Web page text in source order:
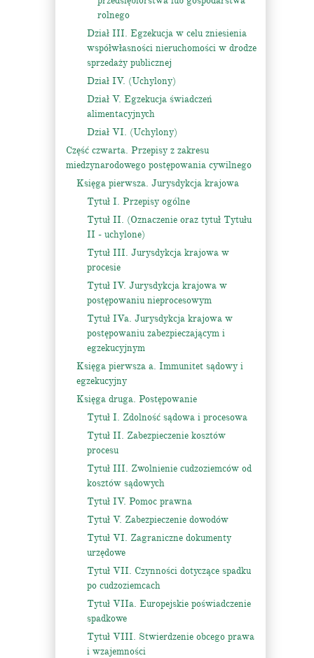
rolnego
Dział III. Egzekucja w celu zniesienia
współwłasności nieruchomości w drodze
sprzedaży publicznej
Dział IV. (Uchylony)
Dział V. Egzekucja świadczeń
alimentacyjnych
Dział VI. (Uchylony)
Część czwarta. Przepisy z zakresu
miedzynarodowego postępowania cywilnego
Księga pierwsza. Jurysdykcja krajowa
Tytuł I. Przepisy ogólne
Tytuł II. (Oznaczenie oraz tytuł Tytułu
II - uchylone)
Tytuł III. Jurysdykcja krajowa w
procesie
Tytuł IV. Jurysdykcja krajowa w
postępowaniu nieprocesowym
Tytuł IVa. Jurysdykcja krajowa w
postępowaniu zabezpieczającym i
egzekucyjnym
Księga pierwsza a. Immunitet sądowy i
egzekucyjny
Księga druga. Postępowanie
Tytuł I. Zdolność sądowa i procesowa
Tytuł II. Zabezpieczenie kosztów
procesu
Tytuł III. Zwolnienie cudzoziemców od
kosztów sądowych
Tytuł IV. Pomoc prawna
Tytuł V. Zabezpieczenie dowodów
Tytuł VI. Zagraniczne dokumenty
urzędowe
Tytuł VII. Czynności dotyczące spadku
po cudzoziemcach
Tytuł VIIa. Europejskie poświadczenie
spadkowe
Tytuł VIII. Stwierdzenie obcego prawa
i wzajemności